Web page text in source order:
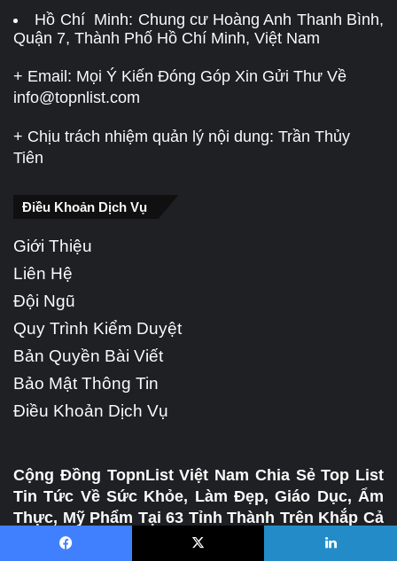
Hồ Chí Minh: Chung cư Hoàng Anh Thanh Bình,
Quận 7, Thành Phố Hồ Chí Minh, Việt Nam
+ Email: Mọi Ý Kiến Đóng Góp Xin Gửi Thư Về
info@topnlist.com
+ Chịu trách nhiệm quản lý nội dung: Trần Thủy
Tiên
Điều Khoản Dịch Vụ
Giới Thiệu
Liên Hệ
Đội Ngũ
Quy Trình Kiểm Duyệt
Bản Quyền Bài Viết
Bảo Mật Thông Tin
Điều Khoản Dịch Vụ
Cộng Đồng TopnList Việt Nam Chia Sẻ Top List
Tin Tức Về Sức Khỏe, Làm Đẹp, Giáo Dục, Ẩm
Thực, Mỹ Phẩm Tại 63 Tỉnh Thành Trên Khắp Cả
Nước:Thành Phố Hồ Chí Minh - Sài Gòn, Thủ Đô